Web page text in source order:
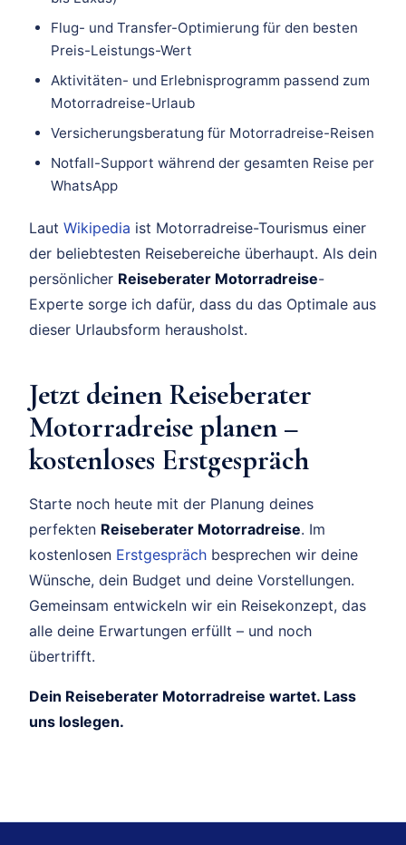
Flug- und Transfer-Optimierung für den besten
Preis-Leistungs-Wert
Aktivitäten- und Erlebnisprogramm passend zum
Motorradreise-Urlaub
Versicherungsberatung für Motorradreise-Reisen
Notfall-Support während der gesamten Reise per
WhatsApp
Laut Wikipedia ist Motorradreise-Tourismus einer
der beliebtesten Reisebereiche überhaupt. Als dein
persönlicher Reiseberater Motorradreise-
Experte sorge ich dafür, dass du das Optimale aus
dieser Urlaubsform herausholst.
Jetzt deinen Reiseberater
Motorradreise planen –
kostenloses Erstgespräch
Starte noch heute mit der Planung deines
perfekten Reiseberater Motorradreise. Im
kostenlosen Erstgespräch besprechen wir deine
Wünsche, dein Budget und deine Vorstellungen.
Gemeinsam entwickeln wir ein Reisekonzept, das
alle deine Erwartungen erfüllt – und noch
übertrifft.
Dein Reiseberater Motorradreise wartet. Lass
uns loslegen.